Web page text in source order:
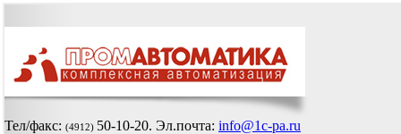
Тел/факс: (4912) 50-10-20. Эл.почта: info@1c-pa.ru